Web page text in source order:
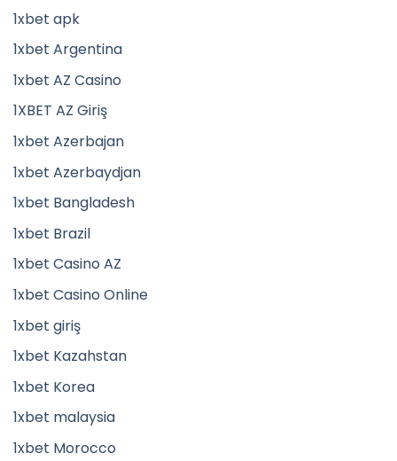
1xbet apk
1xbet Argentina
1xbet AZ Casino
1XBET AZ Giriş
1xbet Azerbajan
1xbet Azerbaydjan
1xbet Bangladesh
1xbet Brazil
1xbet Casino AZ
1xbet Casino Online
1xbet giriş
1xbet Kazahstan
1xbet Korea
1xbet malaysia
1xbet Morocco